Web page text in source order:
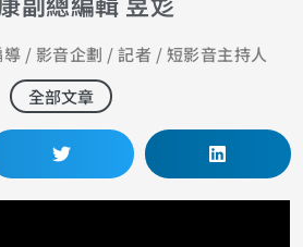
/ 影音企劃 / 記者 / 短影音主持人
全部文章